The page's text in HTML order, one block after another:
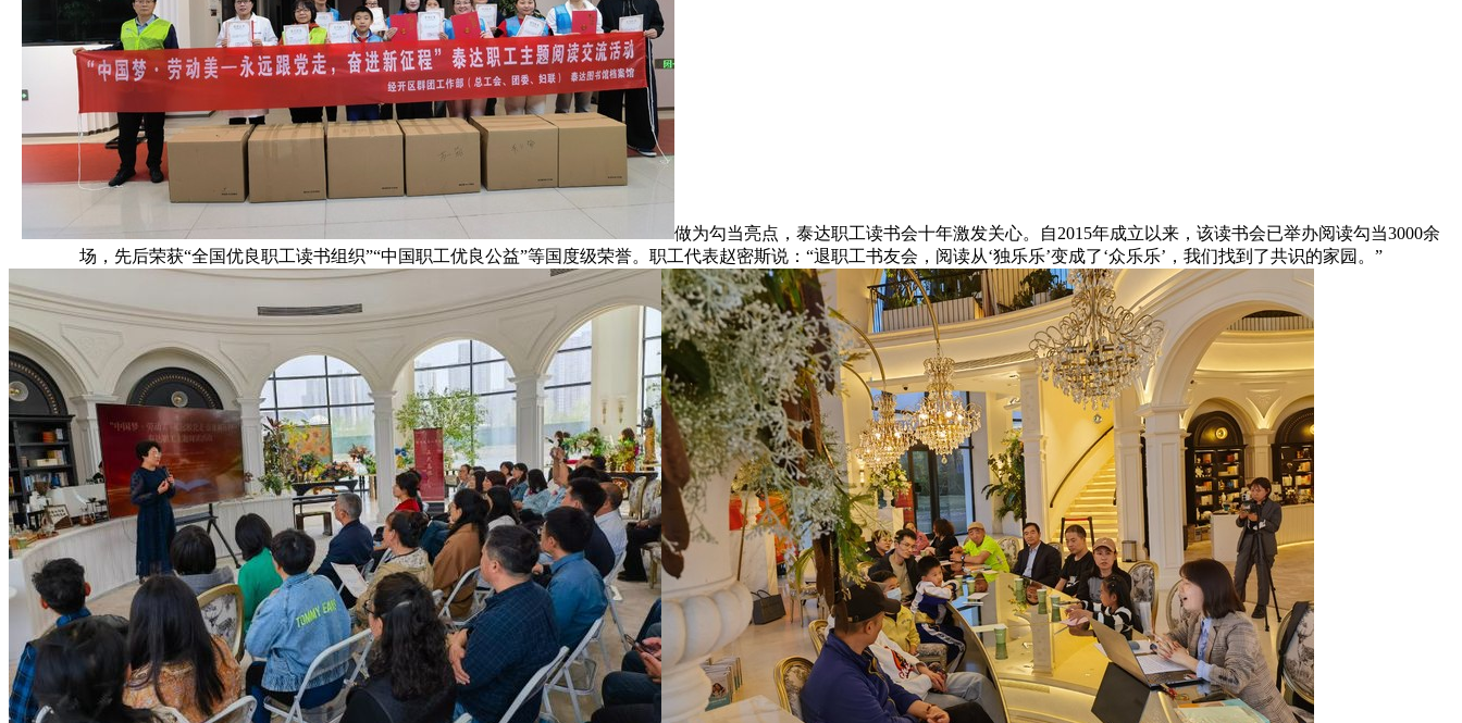
做为勾当亮点，泰达职工读书会十年激发关心。自2015年成立以来，该读书会已举办阅读勾当3000余
场，先后荣获“全国优良职工读书组织”“中国职工优良公益”等国度级荣誉。职工代表赵密斯说：“退职工书友会，阅读从‘独乐乐’变成了‘众乐乐’，我们找到了共识的家园。”